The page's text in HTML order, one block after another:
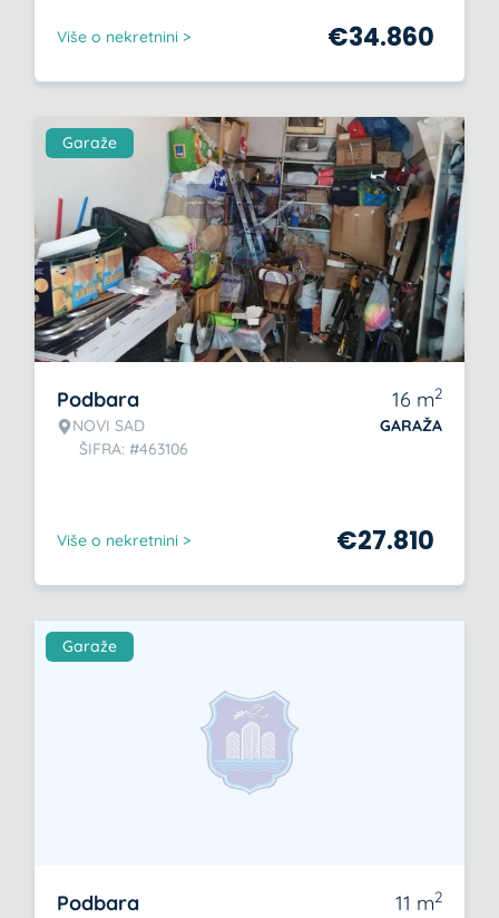
Više o nekretnini > €34.860
Garaže
Podbara
NOVI SAD
ŠIFRA: #463106
16 m2
GARAŽA
Više o nekretnini > €27.810
Garaže
Podbara 11 m2